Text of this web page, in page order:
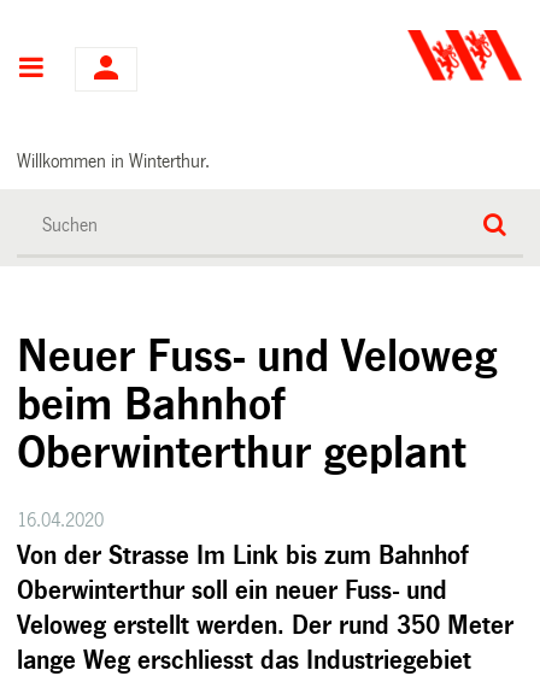
Hauptnavigation
Willkommen in Winterthur.
Neuer Fuss- und Veloweg
beim Bahnhof
Oberwinterthur geplant
16.04.2020
Von der Strasse Im Link bis zum Bahnhof
Oberwinterthur soll ein neuer Fuss- und
Veloweg erstellt werden. Der rund 350 Meter
lange Weg erschliesst das Industriegebiet